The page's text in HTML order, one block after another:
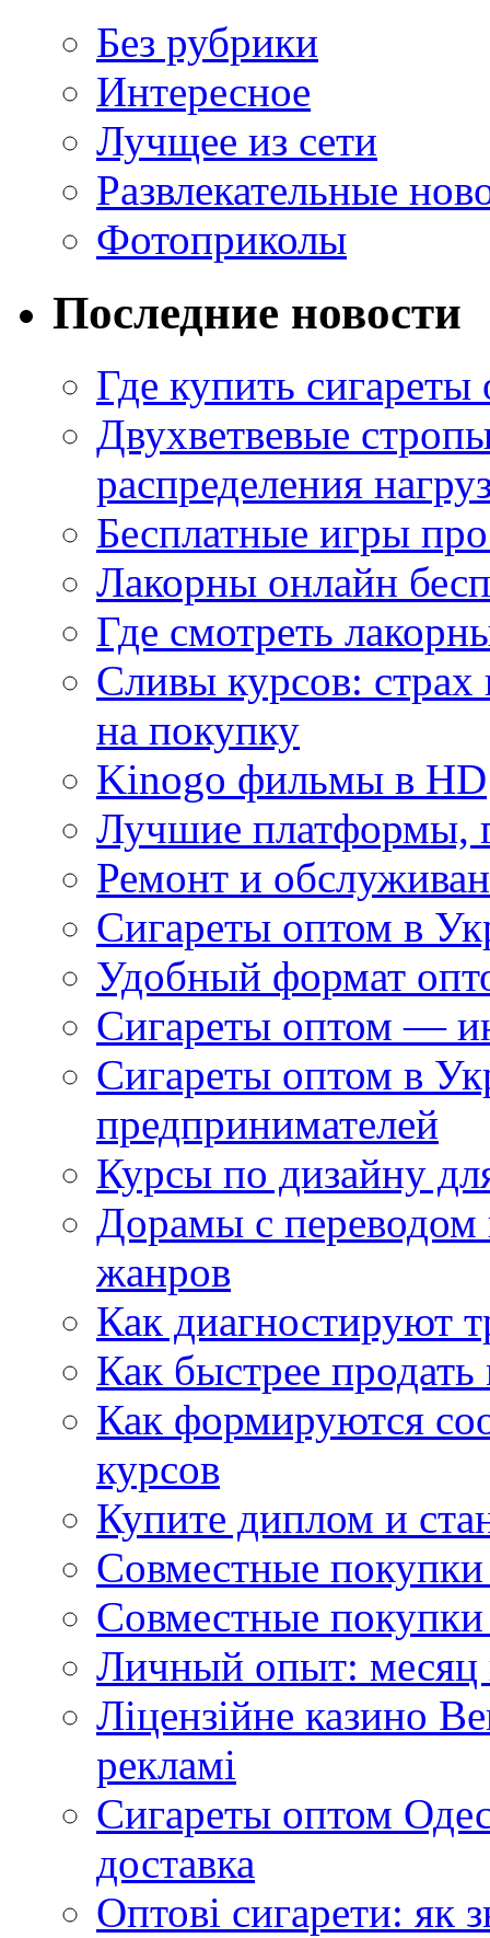
Без рубрики
Интересное
Лучщее из сети
Развлекательные
Фотоприколы
Последние новости
Где купить
Двухветвевые
распределения
Бесплатные игры
Лакорны онлайн
Где смотреть
Сливы курсов:
на покупку
Kinogo фильмы в HD
Лучшие платформы,
Ремонт и
Сигареты оптом в
Удобный формат
Сигареты оптом —
Сигареты оптом в
предпринимателей
Курсы по дизайну
Дорамы с переводом
жанров
Как диагностируют
Как быстрее
Как формируются
курсов
Купите диплом и
Совместные
Совместные покупки
Личный опыт: месяц
Ліцензійне казино
рекламі
Сигареты оптом
доставка
Оптові сигарети: як